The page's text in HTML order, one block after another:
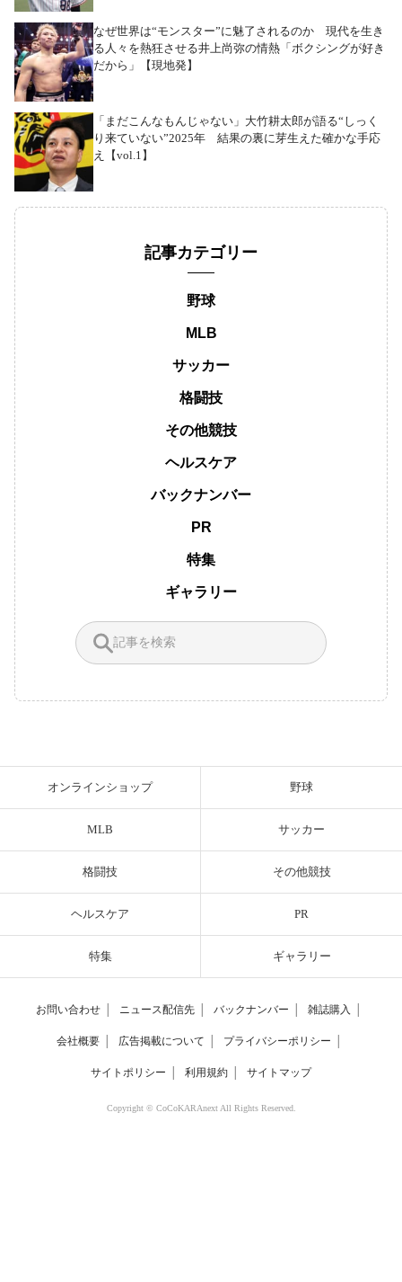
なぜ世界は“モンスター”に魅了されるのか 現代を生き
る人々を熱狂させる井上尚弥の情熱「ボクシングが好き
だから」【現地発】
「まだこんなもんじゃない」大竹耕太郎が語る“しっく
り来ていない”2025年 結果の裏に芽生えた確かな手応
え【vol.1】
記事カテゴリー
野球
MLB
サッカー
格闘技
その他競技
ヘルスケア
バックナンバー
PR
特集
ギャラリー
オンラインショップ 野球
MLB サッカー
格闘技 その他競技
ヘルスケア PR
特集 ギャラリー
お問い合わせ ニュース配信先 バックナンバー 雑誌購入
会社概要 広告掲載について プライバシーポリシー
サイトポリシー 利用規約 サイトマップ
Copyright © CoCoKARAnext All Rights Reserved.